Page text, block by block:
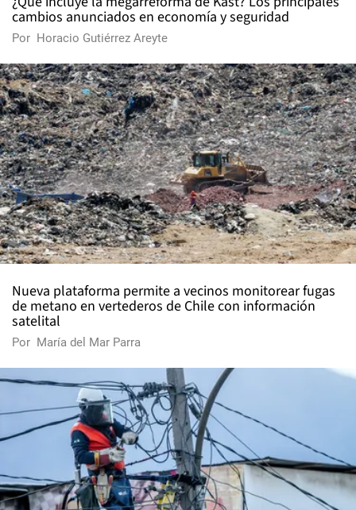
cambios anunciados en economía y seguridad
Por Horacio Gutiérrez Areyte
Nueva plataforma permite a vecinos monitorear fugas
de metano en vertederos de Chile con información
satelital
Por María del Mar Parra